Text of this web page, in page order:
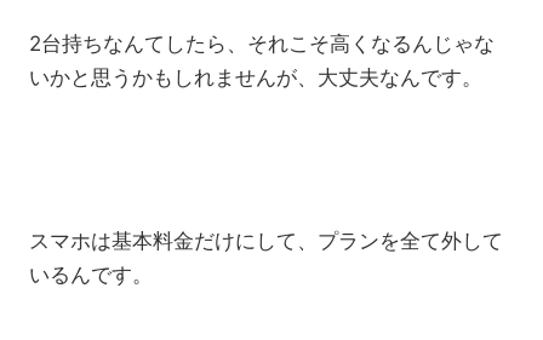
2台持ちなんてしたら、それこそ高くなるんじゃな
いかと思うかもしれませんが、大丈夫なんです。
スマホは基本料金だけにして、プランを全て外して
いるんです。